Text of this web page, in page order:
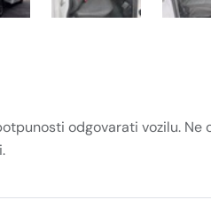
odgovarati vozilu. Ne